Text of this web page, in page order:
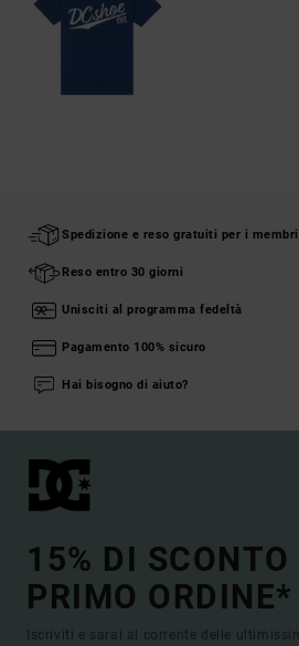
Spedizione e reso gratuiti per i membri
Reso entro 30 giorni
Unisciti al programma fedeltà
Pagamento 100% sicuro
Hai bisogno di aiuto?
15% DI SCONTO
PRIMO ORDINE*
Iscriviti e sarai al corrente delle